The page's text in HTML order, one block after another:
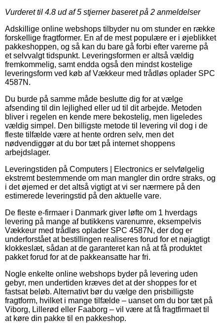
Vurderet til 4.8 ud af 5 stjerner baseret på 2 anmeldelser
Adskillige online webshops tilbyder nu om stunder en række
forskellige fragtformer. En af de mest populære er i øjeblikket
pakkeshoppen, og så kan du bare gå forbi efter varerne på
et selvvalgt tidspunkt. Leveringsformen er altså vældig
fremkommelig, samt endda også den mindst kostelige
leveringsform ved køb af Vækkeur med trådløs oplader SPC
4587N.
Du burde på samme måde beslutte dig for at vælge
afsending til din lejlighed eller ud til dit arbejde. Metoden
bliver i regelen en kende mere bekostelig, men ligeledes
vældig simpel. Den billigste metode til levering vil dog i de
fleste tilfælde være at hente ordren selv, men det
nødvendiggør at du bor tæt på internet shoppens
arbejdslager.
Leveringstiden på Computers | Electronics er selvfølgelig
ekstremt bestemmende om man mangler din ordre straks, og
i det øjemed er det altså vigtigt at vi ser nærmere på den
estimerede leveringstid på den aktuelle vare.
De fleste e-firmaer i Danmark giver løfte om 1 hverdags
levering på mange af butikkens varenumre, eksempelvis
Vækkeur med trådløs oplader SPC 4587N, der dog er
underforstået at bestillingen realiseres forud for et nøjagtigt
klokkeslæt, sådan at de garanteret kan nå at få produktet
pakket forud for at de pakkeansatte har fri.
Nogle enkelte online webshops byder på levering uden
gebyr, men undertiden kræves det at der shoppes for et
fastsat beløb. Alternativt bør du vælge den prisbilligste
fragtform, hvilket i mange tilfælde – uanset om du bor tæt på
Viborg, Lillerød eller Faaborg – vil være at få fragtfirmaet til
at køre din pakke til en pakkeshop.